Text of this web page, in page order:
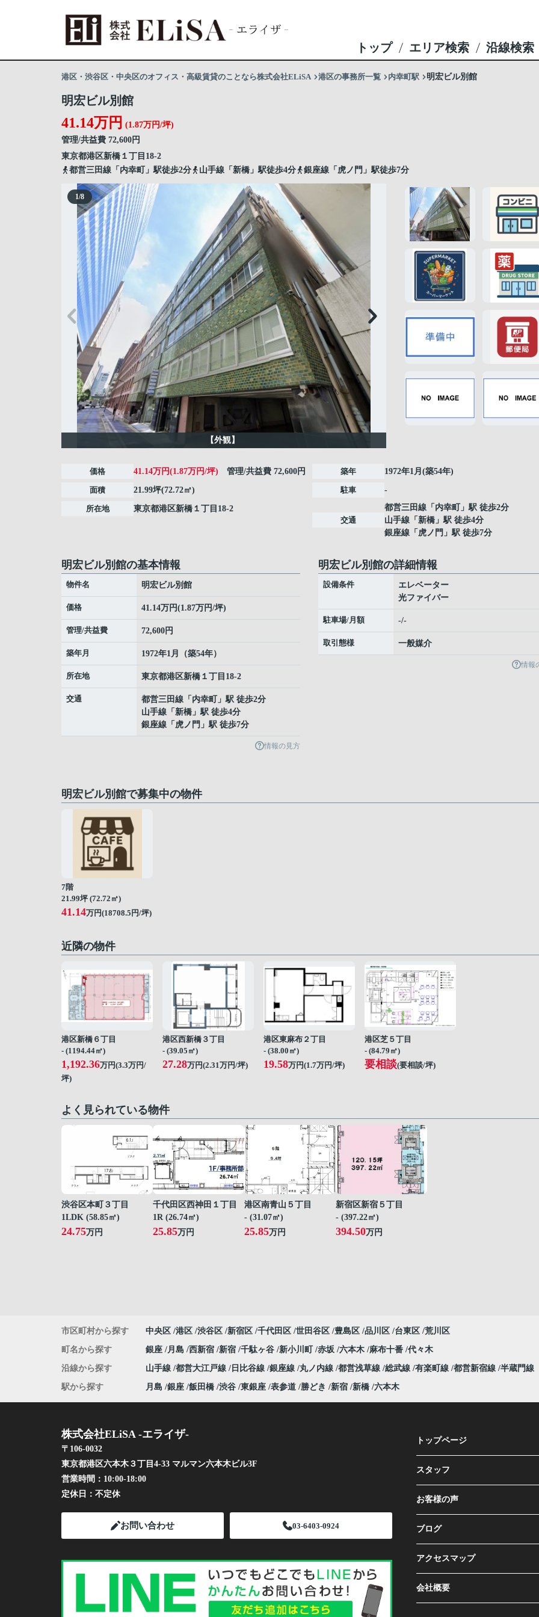
トップ エリア検索 沿線検索
港区・渋谷区・中央区のオフィス・高級賃貸のことなら株式会社ELiSA 港区の事務所一覧 内幸町駅 明宏ビル別館
明宏ビル別館
41.14万円 (1.87万円/坪)
管理/共益費 72,600円
東京都港区新橋 １丁目18-2
都営三田線「内幸町」駅徒歩2分
山手線「新橋」駅徒歩4分 銀座線「虎ノ門」駅徒歩7分
1/8
【外観】
価格 41.14万円(1.87万円/坪) 管理/共益費 72,600円
面積 21.99坪(72.72㎡)
所在地 東京都港区新橋 １丁目18-2
築年 1972年1月(築54年)
駐車 -
交通
都営三田線 「 内幸町
」駅 徒歩2分
山手線 「 新橋 」駅 徒歩4分
銀座線 「 虎ノ門 」駅 徒歩7分
明宏ビル別館の基本情報
物件名 明宏ビル別館
価格 41.14万円(1.87万円/坪)
管理/共益費 72,600円
築年月 1972年1月（築54年）
所在地 東京都港区新橋 １丁目18-2
交通 都営三田線 「 内幸町
」駅 徒歩2分
山手線 「 新橋 」駅 徒歩4分
銀座線 「 虎ノ門 」駅 徒歩7分
情報の見方
明宏ビル別館の詳細情報
設備条件
エレベーター
光ファイバー
駐車場/月額 -/-
取引態様 一般媒介
情報
明宏ビル別館で募集中の物件
7階
21.99坪 (72.72㎡)
41.14万円(18708.5円/坪)
近隣の物件
港区新橋６丁目
- (1194.44㎡)
1,192.36万円(3.3万円/
坪)
港区西新橋３丁目
- (39.05㎡)
27.28万円(2.31万円/坪)
港区東麻布２丁目
- (38.00㎡)
19.58万円(1.7万円/坪)
港区芝５丁目
- (84.79㎡)
要相談(要相談/坪)
よく見られている物件
渋谷区本町３丁目
1LDK (58.85㎡)
24.75万円
千代田区西神田１丁目
1R (26.74㎡)
25.85万円
港区南青山５丁目
- (31.07㎡)
25.85万円
新宿区新宿５丁目
- (397.22㎡)
394.50万円
市区町村から探す 中央区 港区 渋谷区 新宿区 千代田区 世田谷区 豊島区 品川区 台東区 荒川区
町名から探す 銀座 月島 西新宿 新宿 千駄ヶ谷 新小川町 赤坂 六本木 麻布十番 代々木
沿線から探す 山手線 都営大江戸線 日比谷線 銀座線 丸ノ内線 都営浅草線 総武線 有楽町線 都営新宿線 半蔵門線
駅から探す 月島 銀座 飯田橋 渋谷 東銀座 表参道 勝どき 新宿 新橋 六本木
株式会社ELiSA -エライザ-
〒106-0032
東京都港区六本木３丁目4-33 マルマン六本木ビル3F
営業時間： 10:00-18:00
定休日： 不定休
お問い合わせ 03-6403-0924
トップページ
スタッフ
お客様の声
ブログ
アクセスマップ
会社概要